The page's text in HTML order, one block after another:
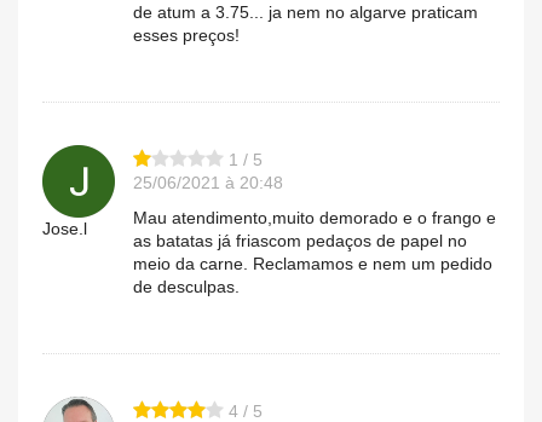
de atum a 3.75... ja nem no algarve praticam
esses preços!
Jose.l
1 / 5
25/06/2021 à 20:48
Mau atendimento,muito demorado e o frango e
as batatas já friascom pedaços de papel no
meio da carne. Reclamamos e nem um pedido
de desculpas.
4 / 5